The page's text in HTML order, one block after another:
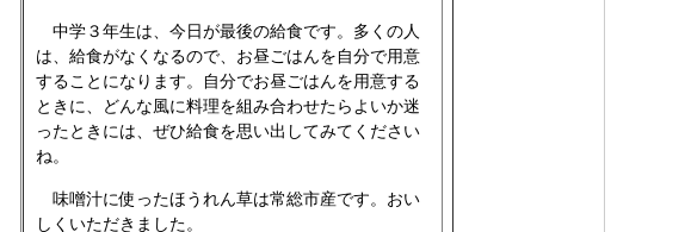
中学３年生は、今日が最後の給食です。多くの人
は、給食がなくなるので、お昼ごはんを自分で用意
することになります。自分でお昼ごはんを用意する
ときに、どんな風に料理を組み合わせたらよいか迷
ったときには、ぜひ給食を思い出してみてください
ね。
味噌汁に使ったほうれん草は常総市産です。おい
しくいただきました。